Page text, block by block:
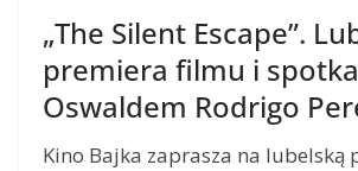
„The Silent Escape”.
premiera filmu i
Oswaldem Rodrigo
Kino Bajka zaprasza na lubelską